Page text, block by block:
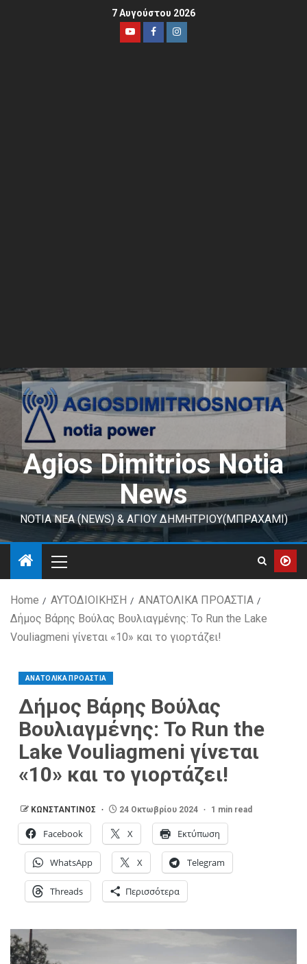
7 Αυγούστου 2026
Agios Dimitrios Notia
News
ΝΟΤΙΑ ΝΕΑ (NEWS) & ΑΓΙΟΥ ΔΗΜΗΤΡΙΟΥ(ΜΠΡΑΧΑΜΙ)
Home ΑΥΤΟΔΙΟΙΚΗΣΗ
ΑΝΑΤΟΛΙΚΑ ΠΡΟΑΣΤΙΑ
Δήμος Βάρης Βούλας Βουλιαγμένης: Το Run the Lake
Vouliagmeni γίνεται «10» και το γιορτάζει!
ΑΝΑΤΟΛΙΚΑ ΠΡΟΑΣΤΙΑ
Δήμος Βάρης Βούλας
Βουλιαγμένης: Το Run the
Lake Vouliagmeni γίνεται
«10» και το γιορτάζει!
ΚΩΝΣΤΑΝΤΙΝΟΣ 24 Οκτωβρίου 2024 1 min read
Facebook X Εκτύπωση
WhatsApp X Telegram
Threads Περισσότερα